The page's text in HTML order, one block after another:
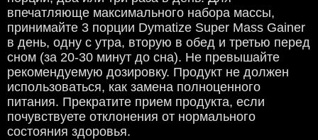
впечатляюще максимального набора массы,
принимайте 3 порции Dymatize Super Mass Gainer
в день, одну с утра, вторую в обед и третью перед
сном (за 20-30 минут до сна). Не превышайте
рекомендуемую дозировку. Продукт не должен
использоваться, как замена полноценного
питания. Прекратите прием продукта, если
почувствуете отклонения от нормального
состояния здоровья.